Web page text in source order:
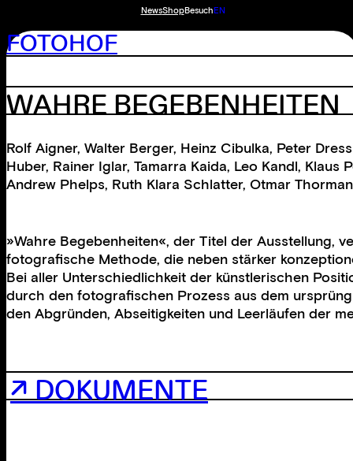
NewsShopBesuchEN
FOTOHOF
WAHRE BEGEBENHEITEN
Rolf Aigner, Walter Berger, Heinz Cibulka, Peter
Huber, Rainer Iglar, Tamarra Kaida, Leo Kandl, Klaus
Andrew Phelps, Ruth Klara Schlatter, Otmar
»Wahre Begebenheiten«, der Titel der Ausstellung,
fotografische Methode, die neben stärker
Bei aller Unterschiedlichkeit der künstlerischen
durch den fotografischen Prozess aus dem
den Abgründen, Abseitigkeiten und Leerläufen der
↗ DOKUMENTE